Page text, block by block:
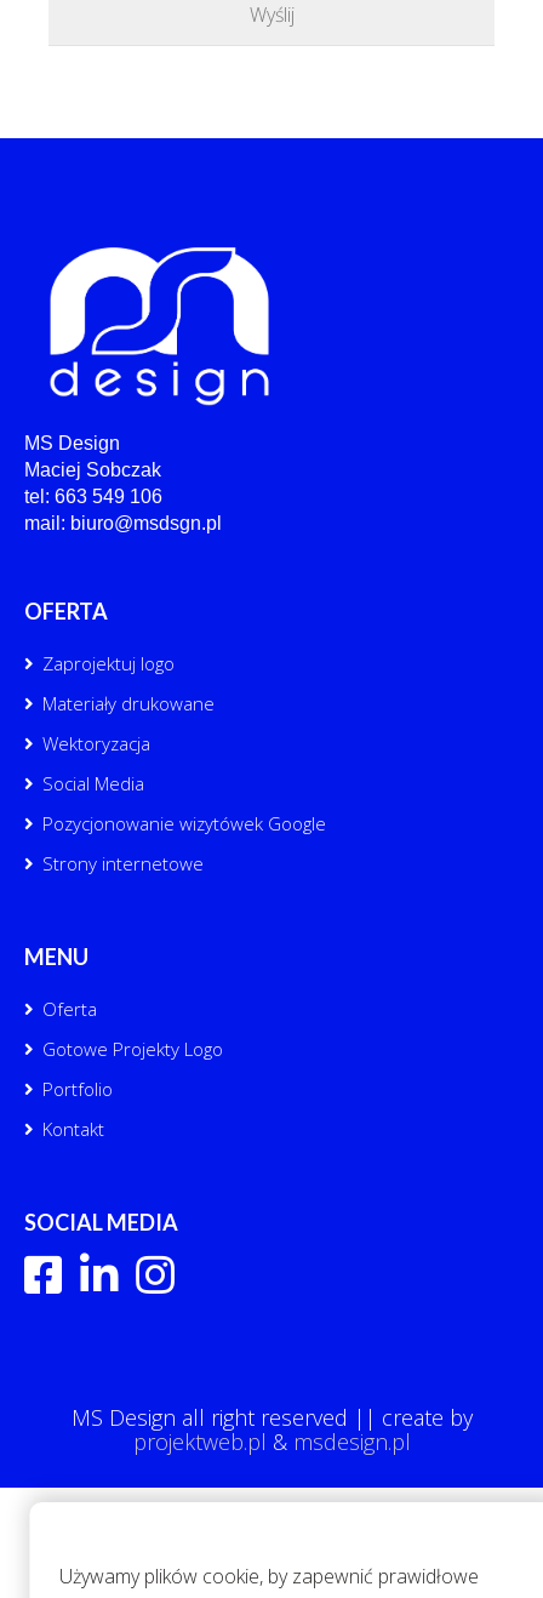
MS Design
Maciej Sobczak
tel: 663 549 106
mail: biuro@msdsgn.pl
OFERTA
Zaprojektuj logo
Materiały drukowane
Wektoryzacja
Social Media
Pozycjonowanie wizytówek Google
Strony internetowe
MENU
Oferta
Gotowe Projekty Logo
Portfolio
Kontakt
SOCIAL MEDIA
MS Design all right reserved || create by
projektweb.pl & msdesign.pl
Używamy plików cookie, by zapewnić prawidłowe